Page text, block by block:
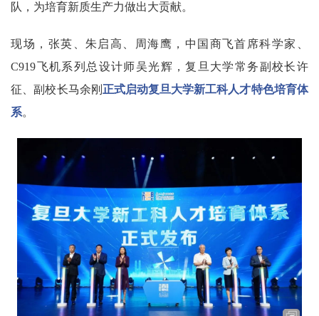
队，为培育新质生产力做出大贡献。
现场，张英、朱启高、周海鹰，中国商飞首席科学家、
C919飞机系列总设计师吴光辉，复旦大学常务副校长许
征、副校长马余刚 正式启动复旦大学新工科人才特色培育体
系。